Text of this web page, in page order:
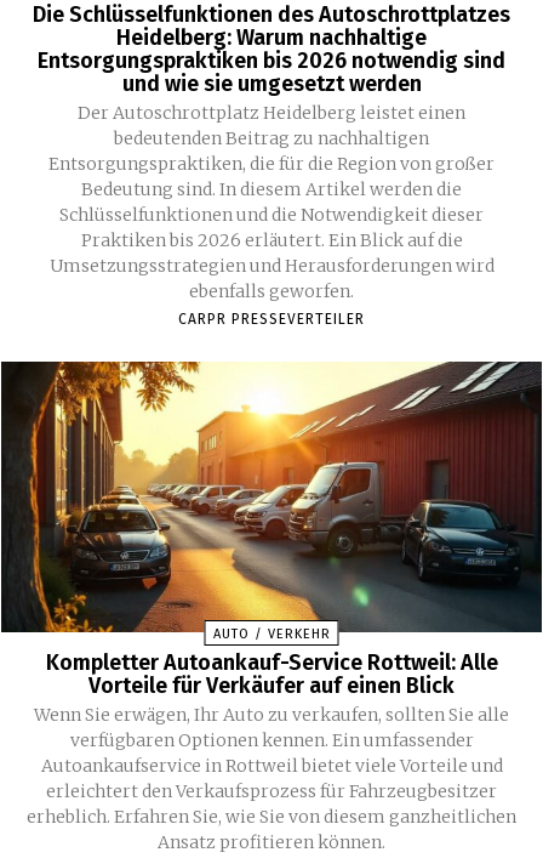
Die Schlüsselfunktionen des Autoschrottplatzes
Heidelberg: Warum nachhaltige
Entsorgungspraktiken bis 2026 notwendig sind
und wie sie umgesetzt werden
Der Autoschrottplatz Heidelberg leistet einen
bedeutenden Beitrag zu nachhaltigen
Entsorgungspraktiken, die für die Region von großer
Bedeutung sind. In diesem Artikel werden die
Schlüsselfunktionen und die Notwendigkeit dieser
Praktiken bis 2026 erläutert. Ein Blick auf die
Umsetzungsstrategien und Herausforderungen wird
ebenfalls geworfen.
CARPR PRESSEVERTEILER
AUTO / VERKEHR
Kompletter Autoankauf-Service Rottweil: Alle
Vorteile für Verkäufer auf einen Blick
Wenn Sie erwägen, Ihr Auto zu verkaufen, sollten Sie alle
verfügbaren Optionen kennen. Ein umfassender
Autoankaufservice in Rottweil bietet viele Vorteile und
erleichtert den Verkaufsprozess für Fahrzeugbesitzer
erheblich. Erfahren Sie, wie Sie von diesem ganzheitlichen
Ansatz profitieren können.